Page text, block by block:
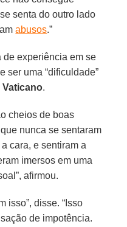
senta do outro lado
abusos.”
de experiência em se
ser uma “dificuldade”
Vaticano.
cheios de boas
nunca se sentaram
cara, e sentiram a
imersos em uma
afirmou.
isso”, disse. “Isso
de impotência.